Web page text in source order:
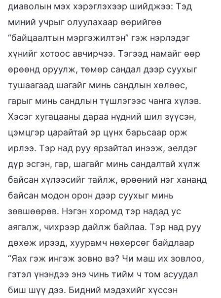
диаволын мэх хэрэглэхээр шийджээ: Тэд
миний учрыг олуулахаар өөрийгөө
“байцаалтын мэргэжилтэн” гэж нэрлэдэг
хүнийг хотоос авчирчээ. Тэгээд намайг өөр
өрөөнд оруулж, төмөр сандал дээр суухыг
тушаагаад шагайг минь сандлын хөлөөс,
гарыг минь сандлын түшлэгээс чанга хүлэв.
Хэсэг хугацааны дараа нүдний шил зүүсэн,
цэмцгэр царайтай эр цүнх барьсаар орж
ирлээ. Тэр над руу ярзайтал инээж, эелдэг
дүр эсгэн, гар, шагайг минь сандалтай хүлж
байсан хүлээсийг тайлж, өрөөний нэг хананд
байсан модон орон дээр суухыг минь
зөвшөөрөв. Нэгэн хоромд тэр надад ус
аягалж, чихрээр дайлж байлаа. Тэр над руу
дөхөж ирээд, хуурамч нөхөрсөг байдлаар
“Яах гэж ингэж зовно вэ? Чи маш их зовлоо,
гэтэл үнэндээ энэ чинь тийм ч том асуудал
биш шүү дээ. Бидний мэдэхийг хүссэн